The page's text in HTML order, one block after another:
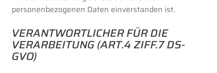
personenbezogenen Daten einverstanden ist.
VERANTWORTLICHER FÜR DIE
VERARBEITUNG (ART.4 ZIFF.7 DS-
GVO)